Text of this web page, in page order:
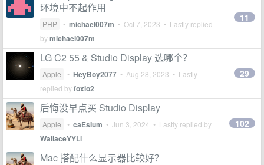
环境中不起作用
PHP • michael007m • Oct 7, 2023 • Lastly replied
bymichael007m
11
LG C2 55 & Studio Display 选哪个？
Apple • HeyBoy2077 • Aug 28, 2023 • Lastly
replied byfoxio2
29
后悔没早点买 Studio Display
Apple • caEsIum • Jun 3, 2024 • Lastly replied by
WallaceYYLi
102
Mac 搭配什么显示器比较好？